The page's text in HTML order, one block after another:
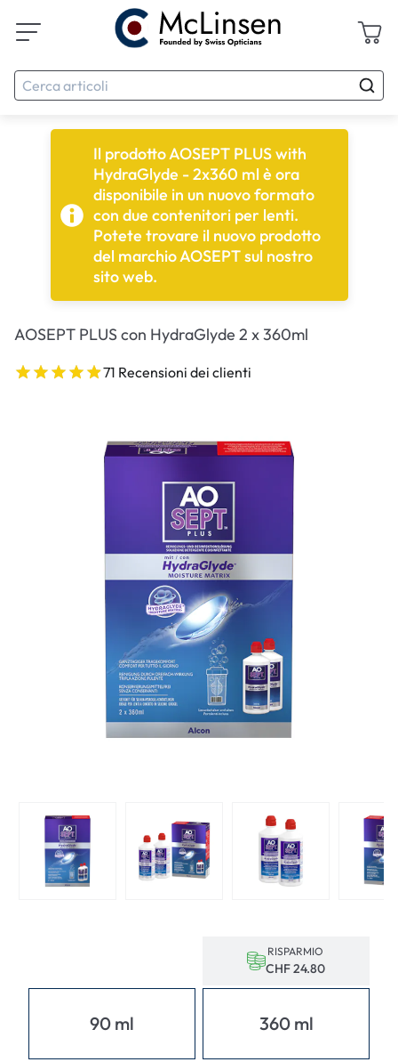
Il prodotto AOSEPT PLUS with
HydraGlyde - 2x360 ml è ora
disponibile in un nuovo formato
con due contenitori per lenti.
Potete trovare il nuovo prodotto
del marchio AOSEPT sul nostro
sito web.
AOSEPT PLUS con HydraGlyde 2 x 360ml
71 Recensioni dei clienti
90 ml
RISPARMIO
CHF 24.80
360 ml